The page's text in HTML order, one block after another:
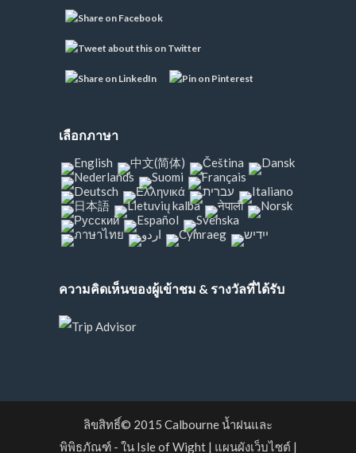
เลือกภาษา
ความคิดเห็นของผู้เข้าชม & รางวัลที่ได้รับ
ลิขสิทธิ์© 2015 Calbourne น้ำฝนและ
พิพิธภัณฑ์ - ใน Isle of Wight| แผนผังเว็บไซต์|